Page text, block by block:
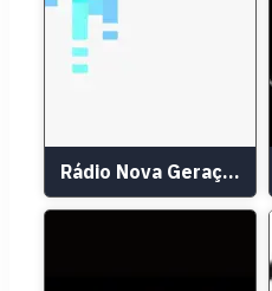
Rádio Nova Geração